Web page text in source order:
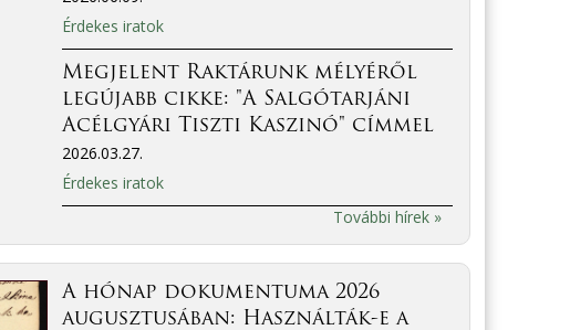
Érdekes iratok
Megjelent Raktárunk mélyéről
legújabb cikke: "A Salgótarjáni
Acélgyári Tiszti Kaszinó" címmel
2026.03.27.
Érdekes iratok
További hírek »
A hónap dokumentuma 2026
augusztusában: Használták-e a